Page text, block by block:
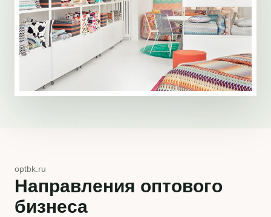
optbk.ru
Направления оптового
бизнеса